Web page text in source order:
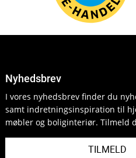
Nyhedsbrev
I vores nyhedsbrev finder du
samt indretningsinspiration til
møbler og boliginteriør. Tilmeld
TILMELD